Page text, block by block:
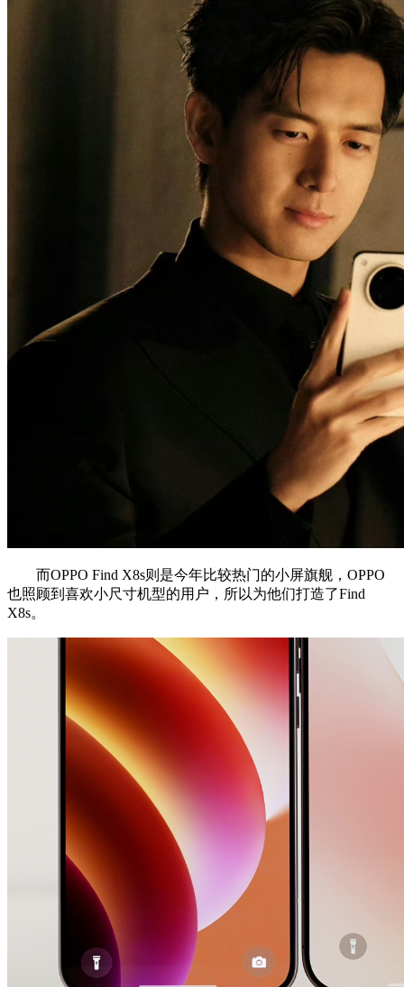
而OPPO Find X8s则是今年比较热门的小屏旗舰，OPPO
也照顾到喜欢小尺寸机型的用户，所以为他们打造了Find
X8s。